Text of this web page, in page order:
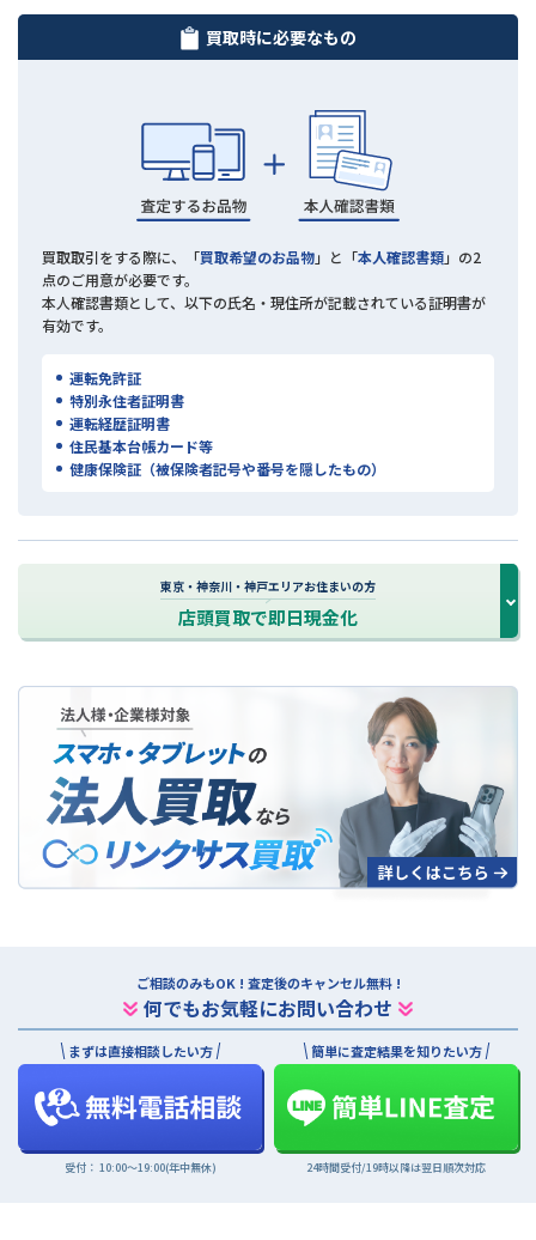
買取時に必要なもの
買取取引をする際に、「買取希望のお品物」と「本人確認書類」の2
点のご用意が必要です。
本人確認書類として、以下の氏名・現住所が記載されている証明書が
有効です。
運転免許証
特別永住者証明書
運転経歴証明書
住民基本台帳カード等
健康保険証（被保険者記号や番号を隠したもの）
東京・神奈川・神戸エリアお住まいの方
店頭買取で即日現金化
法人買取について
ご相談のみもOK ! 査定後のキャンセル無料 !
何でもお気軽にお問い合わせ
まずは直接相談したい方
受付： 10:00〜19:00(年中無休)
簡単に査定結果を知りたい方
24時間受付/19時以降は翌日順次対応